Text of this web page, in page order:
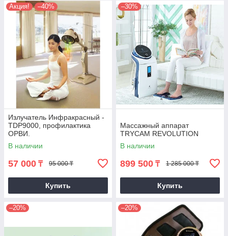
Акция! –40%
Излучатель Инфракрасный -
TDP9000, профилактика
ОРВИ.
В наличии
57 000 ₸ 95 000 ₸
Купить
–30%
Массажный аппарат
TRYCAM REVOLUTION
В наличии
899 500 ₸ 1 285 000 ₸
Купить
–20% –20%